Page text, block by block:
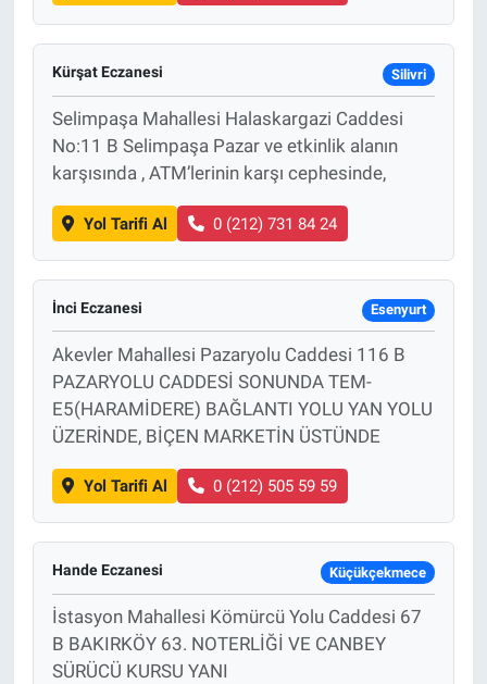
Kürşat Eczanesi Silivri
Selimpaşa Mahallesi Halaskargazi Caddesi
No:11 B Selimpaşa Pazar ve etkinlik alanın
karşısında , ATM’lerinin karşı cephesinde,
Yol Tarifi Al 0 (212) 731 84 24
İnci Eczanesi Esenyurt
Akevler Mahallesi Pazaryolu Caddesi 116 B
PAZARYOLU CADDESİ SONUNDA TEM-
E5(HARAMİDERE) BAĞLANTI YOLU YAN YOLU
ÜZERİNDE, BİÇEN MARKETİN ÜSTÜNDE
Yol Tarifi Al 0 (212) 505 59 59
Hande Eczanesi Küçükçekmece
İstasyon Mahallesi Kömürcü Yolu Caddesi 67
B BAKIRKÖY 63. NOTERLİĞİ VE CANBEY
SÜRÜCÜ KURSU YANI